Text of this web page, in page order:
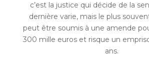
c’est la justice qui décide de la
dernière varie, mais le plus
peut être soumis à une amende
300 mille euros et risque un
ans.